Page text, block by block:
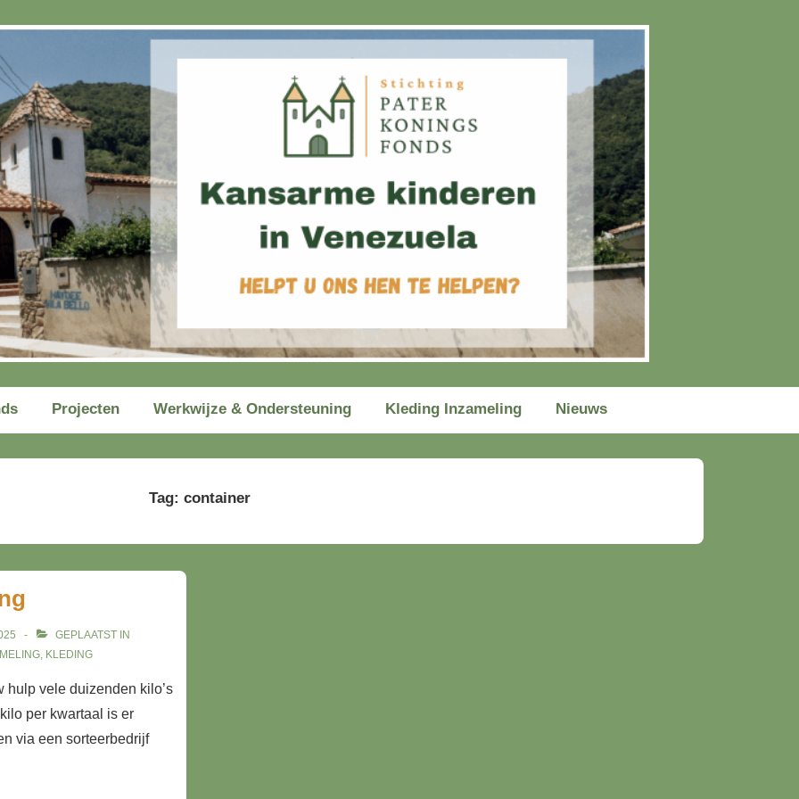
Projecten Werkwijze & Ondersteuning Kleding Inzameling Nieuws
Tag: container
GEPLAATST IN
, KLEDING
hulp vele duizenden kilo’s
per kwartaal is er
via een sorteerbedrijf